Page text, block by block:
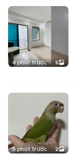
4 phút trước 5
5 phút trước 2